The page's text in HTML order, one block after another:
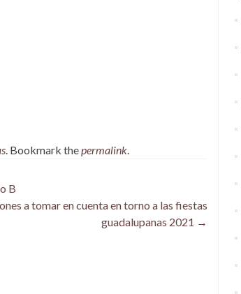
. Bookmark thepermalink.
B
a tomar en cuenta en torno a las fiestas
guadalupanas 2021 →